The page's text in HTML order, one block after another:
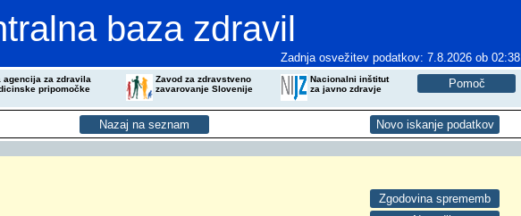
baza zdravil
Zadnja osvežitev podatkov: 7.8.2026 ob 02:38
agencija za zdravila
pripomočke
Zavod za zdravstveno
zavarovanje Slovenije
Nacionalni inštitut
za javno zdravje